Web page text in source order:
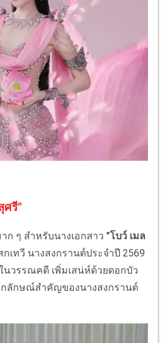
ศรี"
ก ๆ สำหรับนางเอกสาว "โบว์ เมล
เทวี นางสงกรานต์ประจำปี 2569
นวรรณคดี เพิ่มเสน่ห์ด้วยดอกบัว
กลักษณ์สำคัญของนางสงกรานต์